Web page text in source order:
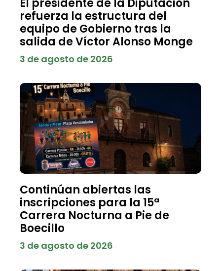
El presidente de la Diputación
refuerza la estructura del
equipo de Gobierno tras la
salida de Víctor Alonso Monge
3 de agosto de 2026
Continúan abiertas las
inscripciones para la 15ª
Carrera Nocturna a Pie de
Boecillo
3 de agosto de 2026